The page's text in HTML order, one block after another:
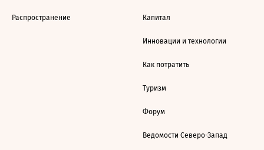
Распространение Капитал
Инновации и технологии
Как потратить
Туризм
Форум
Ведомости Северо-Запад